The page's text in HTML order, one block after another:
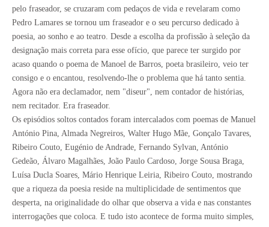
pelo fraseador, se cruzaram com pedaços de vida e revelaram como
Pedro Lamares se tornou um fraseador e o seu percurso dedicado à
poesia, ao sonho e ao teatro. Desde a escolha da profissão à seleção da
designação mais correta para esse ofício, que parece ter surgido por
acaso quando o poema de Manoel de Barros, poeta brasileiro, veio ter
consigo e o encantou, resolvendo-lhe o problema que há tanto sentia.
Agora não era declamador, nem "diseur", nem contador de histórias,
nem recitador. Era fraseador.
Os episódios soltos contados foram intercalados com poemas de Manuel
António Pina, Almada Negreiros, Walter Hugo Mãe, Gonçalo Tavares,
Ribeiro Couto, Eugénio de Andrade, Fernando Sylvan, António
Gedeão, Álvaro Magalhães, João Paulo Cardoso, Jorge Sousa Braga,
Luísa Ducla Soares, Mário Henrique Leiria, Ribeiro Couto, mostrando
que a riqueza da poesia reside na multiplicidade de sentimentos que
desperta, na originalidade do olhar que observa a vida e nas constantes
interrogações que coloca. E tudo isto acontece de forma muito simples,